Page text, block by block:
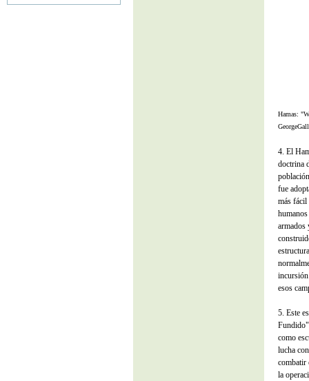
Hamas:
4. El
doctrina
fue
más fácil
armados
esos
5. Este
como
lucha
combatir
la